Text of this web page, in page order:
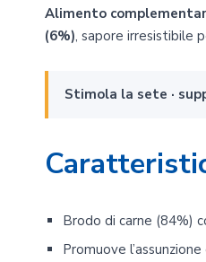
Alimento
(6%), sapore irresistibile
Stimola la sete ·
Brodo di carne (84%)
Promuove l’assunzione